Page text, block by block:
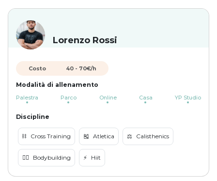
Lorenzo Rossi
Costo 40- 70€/h
Modalità di allenamento
Palestra Parco Online Casa YP Studio
Discipline
⛓️ Cross Training 🎽 Atletica ⚖️ Calisthenics
🏋️‍♀️ Bodybuilding ⚡️ Hiit